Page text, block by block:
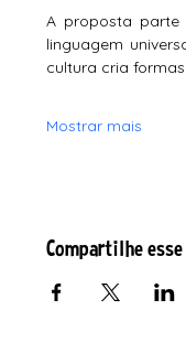
A proposta
linguagem
cultura cria
Mostrar mais
Compartilhe